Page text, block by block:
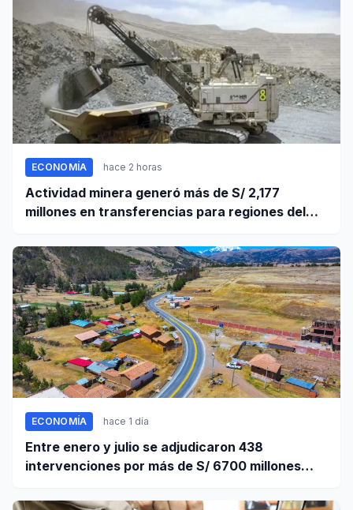
ECONOMÍA hace 2 horas
Actividad minera generó más de S/ 2,177
millones en transferencias para regiones del
ECONOMÍA hace 1 día
Entre enero y julio se adjudicaron 438
intervenciones por más de S/ 6700 millones